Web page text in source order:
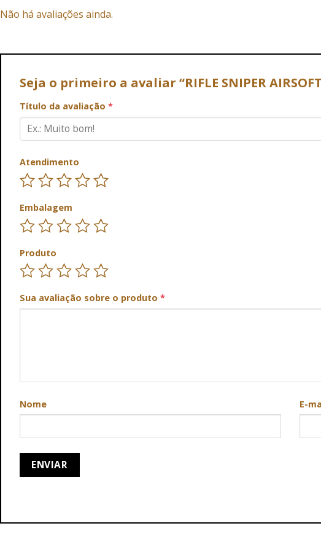
Não há avaliações ainda.
Seja o primeiro a avaliar “RIFLE SNIPER AIRSOFT
Título da avaliação *
Atendimento
Embalagem
Produto
Sua avaliação sobre o produto *
Nome E-